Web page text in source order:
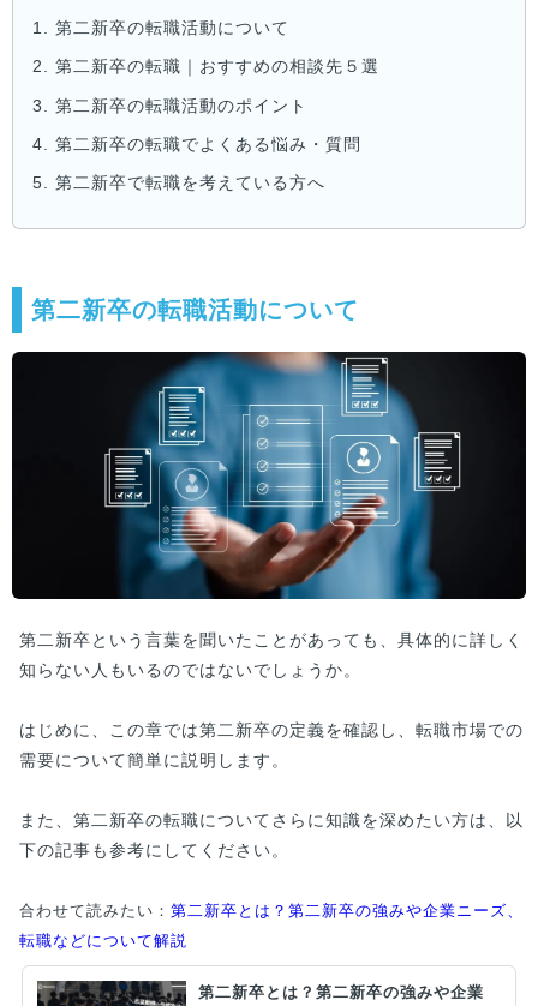
1. 第二新卒の転職活動について
2. 第二新卒の転職｜おすすめの相談先５選
3. 第二新卒の転職活動のポイント
4. 第二新卒の転職でよくある悩み・質問
5. 第二新卒で転職を考えている方へ
第二新卒の転職活動について
第二新卒という言葉を聞いたことがあっても、具体的に詳しく
知らない人もいるのではないでしょうか。
はじめに、この章では第二新卒の定義を確認し、転職市場での
需要について簡単に説明します。
また、第二新卒の転職についてさらに知識を深めたい方は、以
下の記事も参考にしてください。
合わせて読みたい： 第二新卒とは？第二新卒の強みや企業ニーズ、
転職などについて解説
第二新卒とは？第二新卒の強みや企業